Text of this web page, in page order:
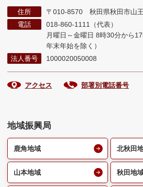
住所
〒010-8570 秋田県秋田市山
電話
018-860-1111（代表）
月曜日～金曜日 8時30分から
年末年始を除く）
法人番号
1000020050008
アクセス 部署別電話番号
地域振興局
鹿角地域 北秋田
山本地域 秋田地